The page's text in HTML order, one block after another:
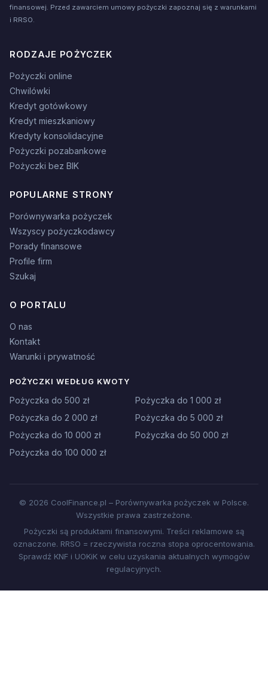
finansowej. Przed zawarciem umowy pożyczki zapoznaj się z warunkami
i RRSO.
RODZAJE POŻYCZEK
Pożyczki online
Chwilówki
Kredyt gotówkowy
Kredyt mieszkaniowy
Kredyty konsolidacyjne
Pożyczki pozabankowe
Pożyczki bez BIK
POPULARNE STRONY
Porównywarka pożyczek
Wszyscy pożyczkodawcy
Porady finansowe
Profile firm
Szukaj
O PORTALU
O nas
Kontakt
Warunki i prywatność
POŻYCZKI WEDŁUG KWOTY
Pożyczka do 500 zł
Pożyczka do 1 000 zł
Pożyczka do 2 000 zł
Pożyczka do 5 000 zł
Pożyczka do 10 000 zł
Pożyczka do 50 000 zł
Pożyczka do 100 000 zł
© 2026 CoolFinance.pl – Porównywarka pożyczek w Polsce.
Wszystkie prawa zastrzeżone.
Pożyczki są produktami finansowymi. Treści reklamowe są
oznaczone. RRSO = rzeczywista roczna stopa oprocentowania.
Sprawdź KNF i UOKiK w celu uzyskania aktualnych wymogów
regulacyjnych.